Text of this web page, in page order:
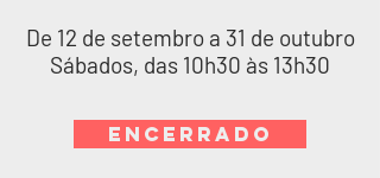
De 12 de setembro a 31 de outubro
Sábados, das 10h30 às 13h30
ENCERRADO